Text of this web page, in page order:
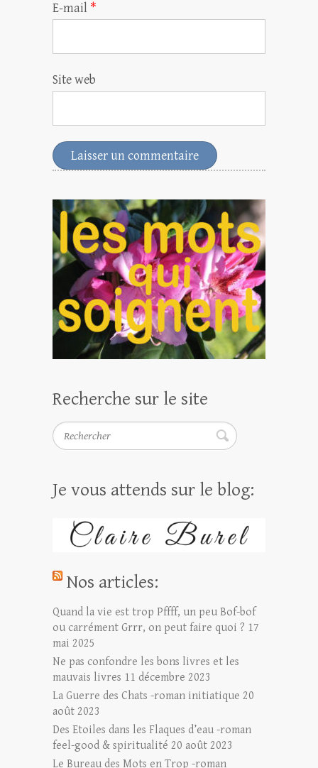
E-mail *
Site web
Recherche sur le site
Rechercher
Je vous attends sur le blog:
Nos articles:
Quand la vie est trop Pffff, un peu Bof-bof
ou carrément Grrr, on peut faire quoi ? 17
mai 2025
Ne pas confondre les bons livres et les
mauvais livres 11 décembre 2023
La Guerre des Chats -roman initiatique 20
août 2023
Des Etoiles dans les Flaques d’eau -roman
feel-good & spiritualité 20 août 2023
Le Bureau des Mots en Trop -roman